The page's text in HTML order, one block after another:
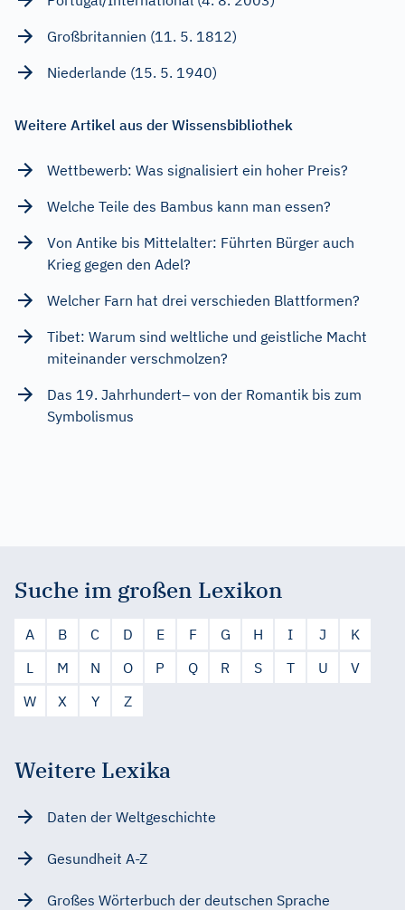
Großbritannien (11. 5. 1812)
Niederlande (15. 5. 1940)
Weitere Artikel aus der Wissensbibliothek
Wettbewerb: Was signalisiert ein hoher Preis?
Welche Teile des Bambus kann man essen?
Von Antike bis Mittelalter: Führten Bürger auch
Krieg gegen den Adel?
Welcher Farn hat drei verschieden Blattformen?
Tibet: Warum sind weltliche und geistliche Macht
miteinander verschmolzen?
Das 19. Jahrhundert– von der Romantik bis zum
Symbolismus
Suche im großen Lexikon
A B C D E F G H I J
K
L
M N O P Q R S T U
V
W
X Y Z
Weitere Lexika
Daten der Weltgeschichte
Gesundheit A-Z
Großes Wörterbuch der deutschen Sprache